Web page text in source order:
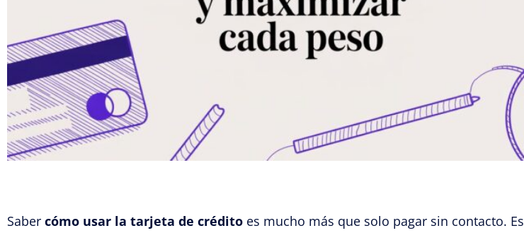
Saber cómo usar la tarjeta de crédito es mucho más que solo pagar sin contacto. Es